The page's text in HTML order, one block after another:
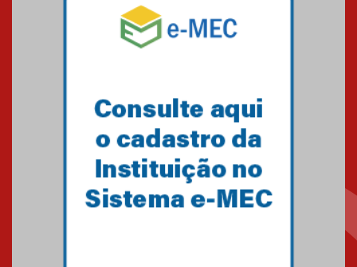
Mackenzie mobiliza campanha
solidária para apoiar famílias em
Minas Gerais
Primeiro culto do ano ressalta o
27.02.2026